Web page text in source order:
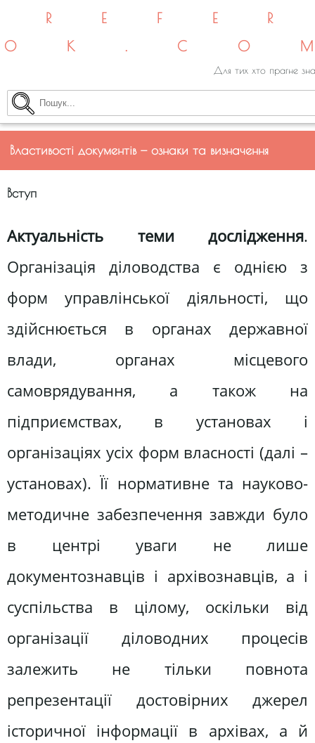
Для тих хто прагне
Властивості документів — ознаки та визначення
Вступ
Актуальність теми дослідження.
Організація діловодства є однією з
форм управлінської діяльності, що
здійснюється в органах державної
влади, органах місцевого
самоврядування, а також на
підприємствах, в установах і
організаціях усіх форм власності (далі –
установах). Її нормативне та науково-
методичне забезпечення завжди було
в центрі уваги не лише
документознавців і архівознавців, а і
суспільства в цілому, оскільки від
організації діловодних процесів
залежить не тільки повнота
репрезентації достовірних джерел
історичної інформації в архівах, а й